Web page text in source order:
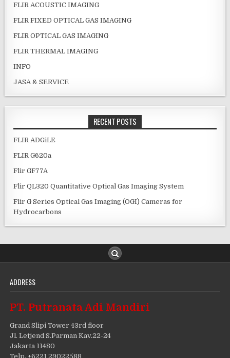
FLIR ACOUSTIC IMAGING
FLIR FIXED OPTICAL GAS IMAGING
FLIR OPTICAL GAS IMAGING
FLIR THERMAL IMAGING
INFO
JASA & SERVICE
RECENT POSTS
FLIR ADGiLE
FLIR G620a
Flir GF77A
Flir QL320 Quantitative Optical Gas Imaging System
Flir G Series Optical Gas Imaging (OGI) Cameras for
Hydrocarbons
ADDRESS
PT. Putranata Adi Mandiri
Grand Slipi Tower 43rd floor
Jl. Letjend S.Parman Kav.22-24
Jakarta 11480
Telp. +6221 29022588